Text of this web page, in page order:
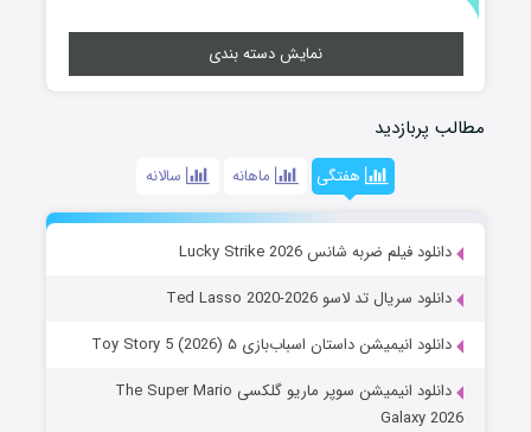
نمایش دسته بندی
مطالب پربازدید
هفتگی ماهانه سالانه
دانلود فیلم ضربه شانس Lucky Strike 2026
دانلود سریال تد لاسو Ted Lasso 2020-2026
دانلود انیمیشن داستان اسباب‌بازی ۵ Toy Story 5 (2026)
دانلود انیمیشن سوپر ماریو گلکسی The Super Mario
Galaxy 2026